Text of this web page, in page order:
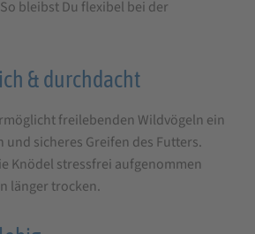
bleibst Du flexibel bei der
& durchdacht
freilebenden Wildvögeln ein
und sicheres Greifen des Futters.
Knödel stressfrei aufgenommen
länger trocken.